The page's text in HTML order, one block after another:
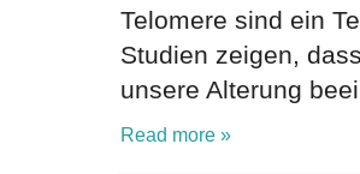
Telomere sind ein
Studien zeigen,
unsere Alterung
Read more »